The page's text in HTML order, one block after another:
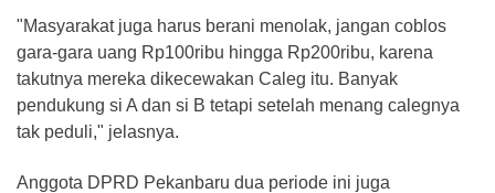
"Masyarakat juga harus berani menolak, jangan coblos
gara-gara uang Rp100ribu hingga Rp200ribu, karena
takutnya mereka dikecewakan Caleg itu. Banyak
pendukung si A dan si B tetapi setelah menang calegnya
tak peduli," jelasnya.
Anggota DPRD Pekanbaru dua periode ini juga